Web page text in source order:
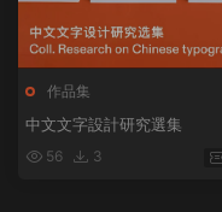
作品集
中文文字設計研究選集
56 3